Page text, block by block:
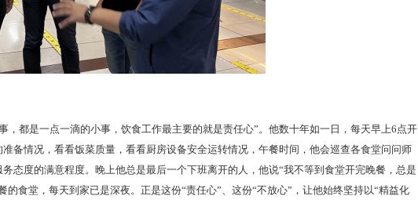
，都是一点一滴的小事，饮食工作最主要的就是责任心”。他数十年如一日，每天早上6点开
备情况，看看饭菜质量，看看厨房设备安全运转情况，午餐时间，他会巡查各食堂问问师
态度的满意程度。晚上他总是最后一个下班离开的人，他说“我不等到食堂开完晚餐，总是
的食堂，每天到家已是深夜。正是这份“责任心”、这份“不放心”，让他始终坚持以“精益化